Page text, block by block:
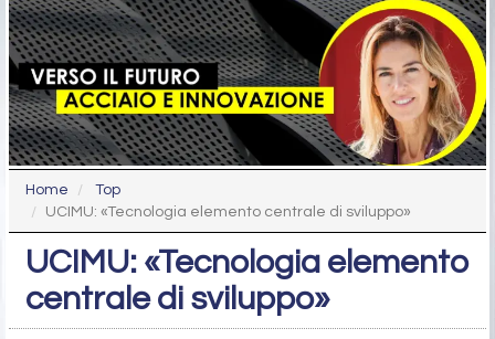
Home
Top
UCIMU: «Tecnologia elemento centrale di sviluppo»
UCIMU: «Tecnologia elemento
centrale di sviluppo»